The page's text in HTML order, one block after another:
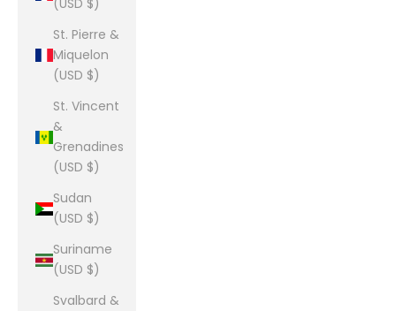
(USD $)
St. Pierre &
Miquelon
(USD $)
St. Vincent
&
Grenadines
(USD $)
Sudan
(USD $)
Suriname
(USD $)
Svalbard &